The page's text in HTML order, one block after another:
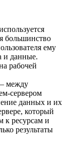
большинство
ему
и данные.
рабочей
между
сервером
данных и их
который
к ресурсам и
результаты